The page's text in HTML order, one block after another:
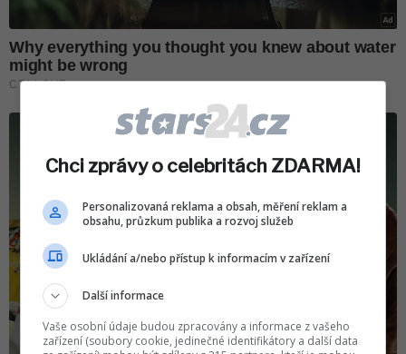
Chci zprávy o celebritách ZDARMA!
Personalizovaná reklama a obsah, měření reklam a
obsahu, průzkum publika a rozvoj služeb
Ukládání a/nebo přístup k informacím v zařízení
Další informace
Vaše osobní údaje budou zpracovány a informace z vašeho
zařízení (soubory cookie, jedinečné identifikátory a další data